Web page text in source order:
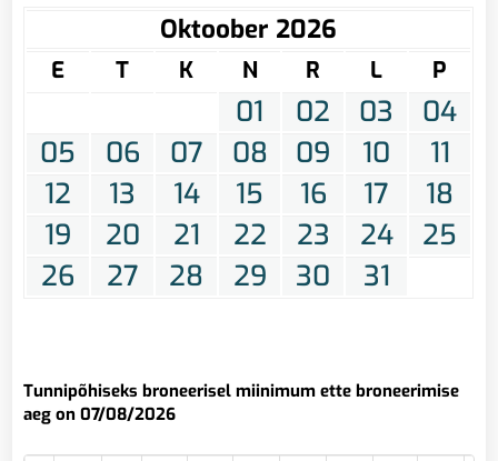
Oktoober 2026
E T K N R L P
01 02 03
04
05
06 07 08 09 10
11
12
13 14 15 16 17
18
19
20 21 22 23 24
25
26
27 28 29 30 31
Tunnipõhiseks broneerisel miinimum ette broneerimise
aeg on 07/08/2026